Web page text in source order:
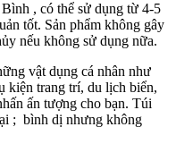
, có thể sử dụng từ 4-5
tốt. Sản phẩm không gây
nếu không sử dụng nữa.
vật dụng cá nhân như
kiện trang trí, du lịch biển,
ấn tượng cho bạn. Túi
; bình dị nhưng không